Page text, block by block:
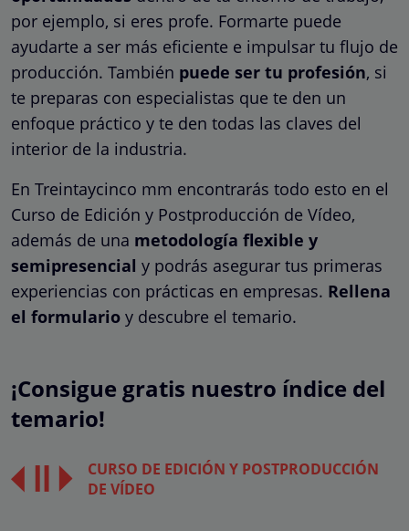
por ejemplo, si eres profe. Formarte puede
ayudarte a ser más eficiente e impulsar tu flujo de
producción. También puede ser tu profesión, si
te preparas con especialistas que te den un
enfoque práctico y te den todas las claves del
interior de la industria.
En Treintaycinco mm encontrarás todo esto en el
Curso de Edición y Postproducción de Vídeo,
además de una metodología flexible y
semipresencial y podrás asegurar tus primeras
experiencias con prácticas en empresas. Rellena
el formulario y descubre el temario.
¡Consigue gratis nuestro índice del
temario!
CURSO DE EDICIÓN Y POSTPRODUCCIÓN
DE VÍDEO